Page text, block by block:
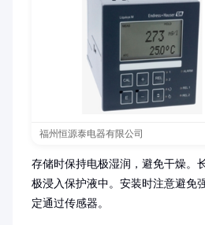
福州恒源泰电器有限公司
存储时保持电极湿润，避免干燥。
极浸入保护液中。安装时注意避免
定通过传感器。